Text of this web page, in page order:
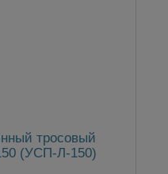
тросовый
(УСП-Л-150)